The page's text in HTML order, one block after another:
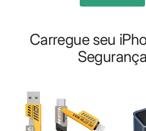
Carregue seu
Segurança